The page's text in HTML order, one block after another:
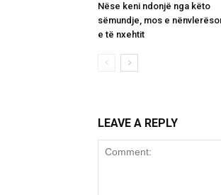
Nëse keni ndonjë nga këto
sëmundje, mos e
e të nxehtit
LEAVE A REPLY